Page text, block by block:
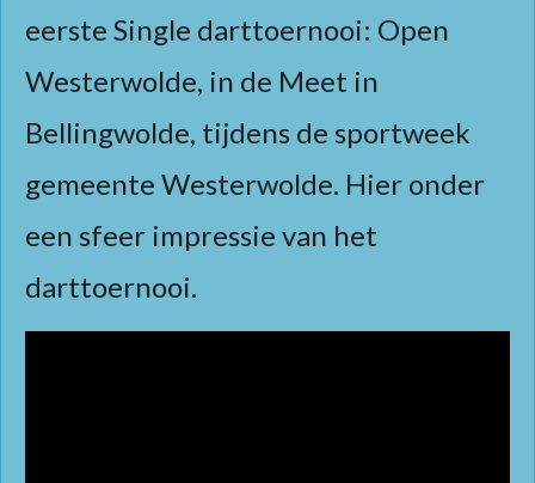
eerste Single darttoernooi: Open
Westerwolde, in de Meet in
Bellingwolde, tijdens de sportweek
gemeente Westerwolde. Hier onder
een sfeer impressie van het
darttoernooi.